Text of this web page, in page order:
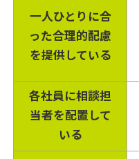
一人ひとりに合
った合理的配慮
を提供している
各社員に相談担
当者を配置して
いる